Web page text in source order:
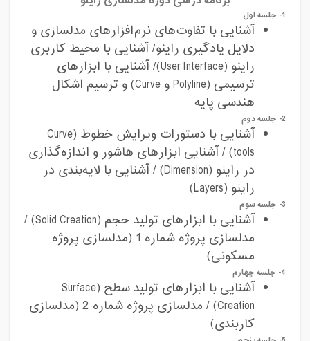
1- جلسه اول
آشنایی با تفاوت‌های نرم‌افزارهای مدلسازی و
دلایل یادگیری راینو/ آشنایی با محیط کاربری
راینو (User Interface)/ آشنایی با ابزارهای
ترسیمی (Polylineو Curve) و ترسیم اشکال
هندسی پایه
2- جلسه دوم
آشنایی با دستورات ویرایش خطوط (Curve
tools) / آشنایی ابزارهای هاشور و اندازه‌گذاری
در راینو (Dimension) / آشنایی با لایه‌بندی در
راینو (Layers
)
3- جلسه سوم
آشنایی با ابزارهای تولید حجم (Solid Creation
) /
مدلسازی پروژه شماره 1 (مدلسازی پروژه
مسکونی)
4- جلسه چهارم
آشنایی با ابزارهای تولید سطح (Surface
Creation
) / مدلسازی پروژه شماره 2 (مدلسازی
کاربندی)